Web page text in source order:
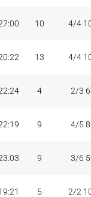
10 4/4
13 4/4
4 2/3
9 4/5
9 3/6
5 2/2